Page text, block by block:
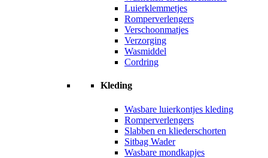
Luierklemmetjes
Romperverlengers
Verschoonmatjes
Verzorging
Wasmiddel
Cordring
Kleding
Wasbare luierkontjes kleding
Romperverlengers
Slabben en kliederschorten
Sitbag Wader
Wasbare mondkapjes